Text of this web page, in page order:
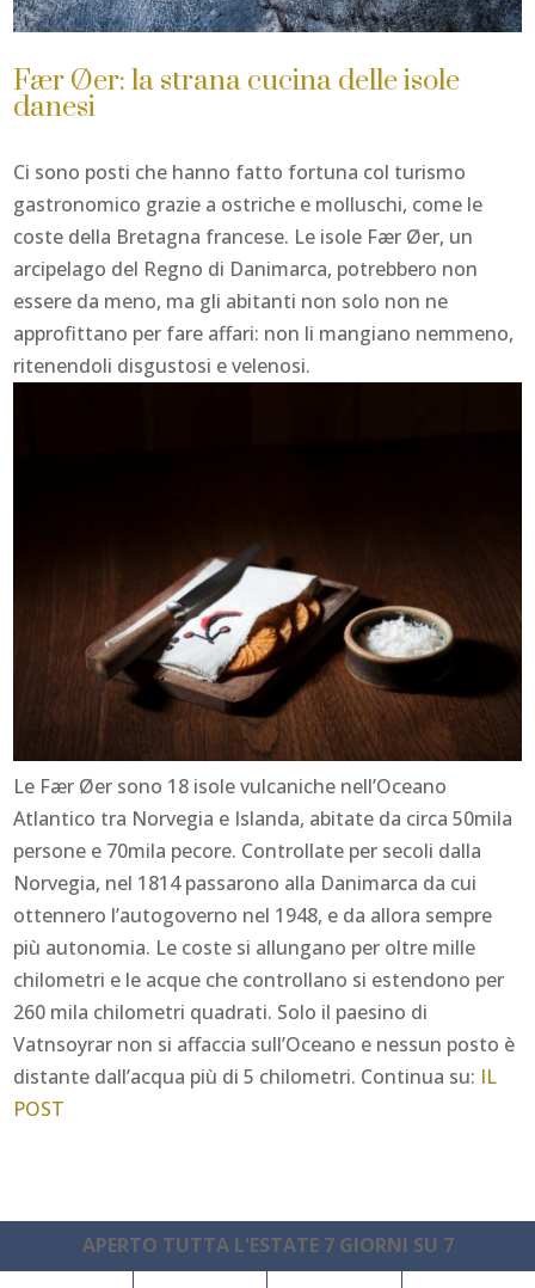
Fær Øer: la strana cucina delle isole
danesi
Ci sono posti che hanno fatto fortuna col turismo
gastronomico grazie a ostriche e molluschi, come le
coste della Bretagna francese. Le isole Fær Øer, un
arcipelago del Regno di Danimarca, potrebbero non
essere da meno, ma gli abitanti non solo non ne
approfittano per fare affari: non li mangiano nemmeno,
ritenendoli disgustosi e velenosi.
Le Fær Øer sono 18 isole vulcaniche nell’Oceano
Atlantico tra Norvegia e Islanda, abitate da circa 50mila
persone e 70mila pecore. Controllate per secoli dalla
Norvegia, nel 1814 passarono alla Danimarca da cui
ottennero l’autogoverno nel 1948, e da allora sempre
più autonomia. Le coste si allungano per oltre mille
chilometri e le acque che controllano si estendono per
260 mila chilometri quadrati. Solo il paesino di
Vatnsoyrar non si affaccia sull’Oceano e nessun posto è
distante dall’acqua più di 5 chilometri. Continua su: IL
POST
APERTO TUTTA L'ESTATE 7 GIORNI SU 7